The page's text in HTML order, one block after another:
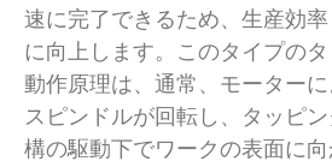
速に完了できるため、生産効
に向上します。このタイプの
動作原理は、通常、モーター
スピンドルが回転し、タッピ
構の駆動下でワークの表面に